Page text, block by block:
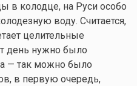
в колодце, на Руси особо
воду. Считается,
целительные
день нужно было
— так можно было
в первую очередь,